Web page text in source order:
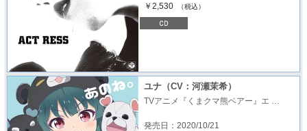
￥2,530
（税込）
ユナ（CV：河瀬茉希）
TVアニメ『くまクマ熊ベアー』エ …
発売日：2020/10/21